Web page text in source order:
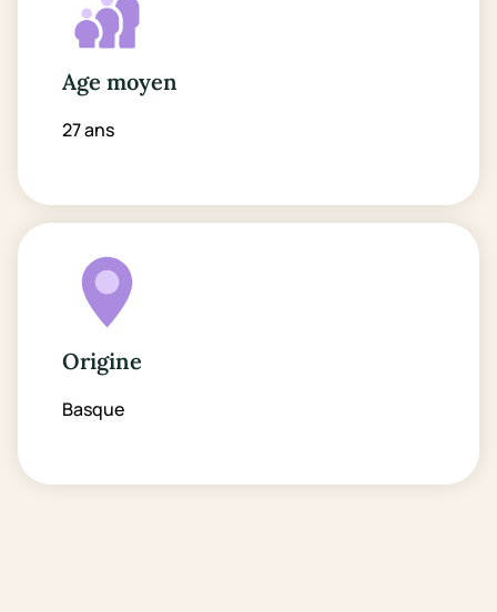
Age moyen
27 ans
Origine
Basque